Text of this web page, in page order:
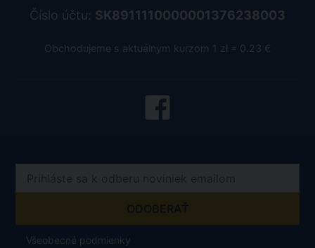
Číslo účtu: SK8911110000001376238003
Obchodujeme s aktuálnym kurzom 1 zł = 0.23 €
Všeobecné podmienky